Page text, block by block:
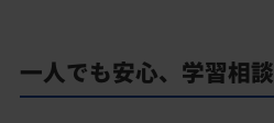
一人でも安心、学習相談